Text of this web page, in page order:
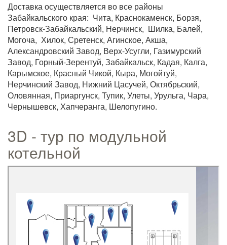
Доставка осуществляется во все районы
Забайкальского края: Чита, Краснокаменск, Борзя,
Петровск-Забайкальский, Нерчинск, Шилка, Балей,
Могоча, Хилок, Сретенск, Агинское, Акша,
Александровский Завод, Верх-Усугли, Газимурский
Завод, Горный-Зерентуй, Забайкальск, Кадая, Калга,
Карымское, Красный Чикой, Кыра, Могойтуй,
Нерчинский Завод, Нижний Цасучей, Октябрьский,
Оловянная, Приаргунск, Тупик, Улеты, Урульга, Чара,
Чернышевск, Хапчеранга, Шелопугино.
3D - тур по модульной
котельной